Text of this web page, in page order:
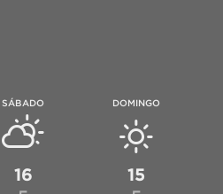
SÁBADO
16
DOMINGO
15